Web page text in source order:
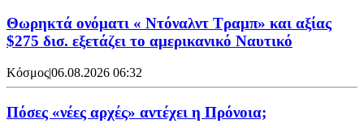
Θωρηκτά ονόματι « Ντόναλντ Τραμπ» και αξίας
$275 δισ. εξετάζει το αμερικανικό Ναυτικό
Κόσμος|06.08.2026 06:32
Πόσες «νέες αρχές» αντέχει η Πρόνοια;